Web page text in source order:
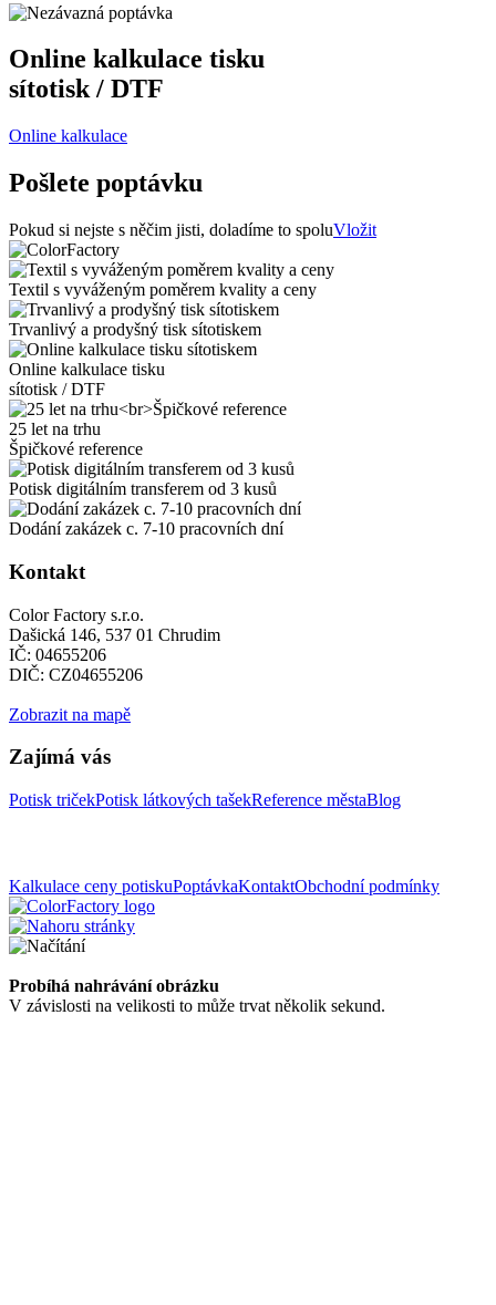
Online kalkulace tisku
sítotisk / DTF
Online kalkulace
Pošlete poptávku
Pokud si nejste s něčim jisti, doladíme to spoluVložit
Textil s vyváženým poměrem kvality a ceny
Trvanlivý a prodyšný tisk sítotiskem
Online kalkulace tisku
sítotisk / DTF
25 let na trhu
Špičkové reference
Potisk digitálním transferem od 3 kusů
Dodání zakázek c. 7-10 pracovních dní
Kontakt
Color Factory s.r.o.
Dašická 146, 537 01 Chrudim
IČ: 04655206
DIČ: CZ04655206
Zobrazit na mapě
Zajímá vás
Potisk tričekPotisk látkových tašekReference městaBlog
Kalkulace ceny potiskuPoptávkaKontaktObchodní podmínky
Probíhá nahrávání obrázku
V závislosti na velikosti to může trvat několik sekund.